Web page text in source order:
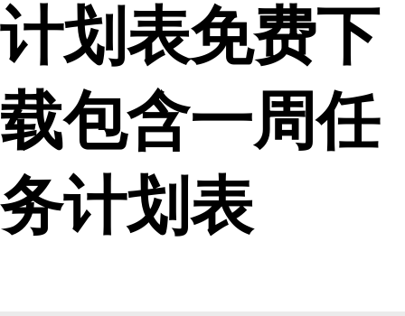
计划表免费下
载包含一周任
务计划表